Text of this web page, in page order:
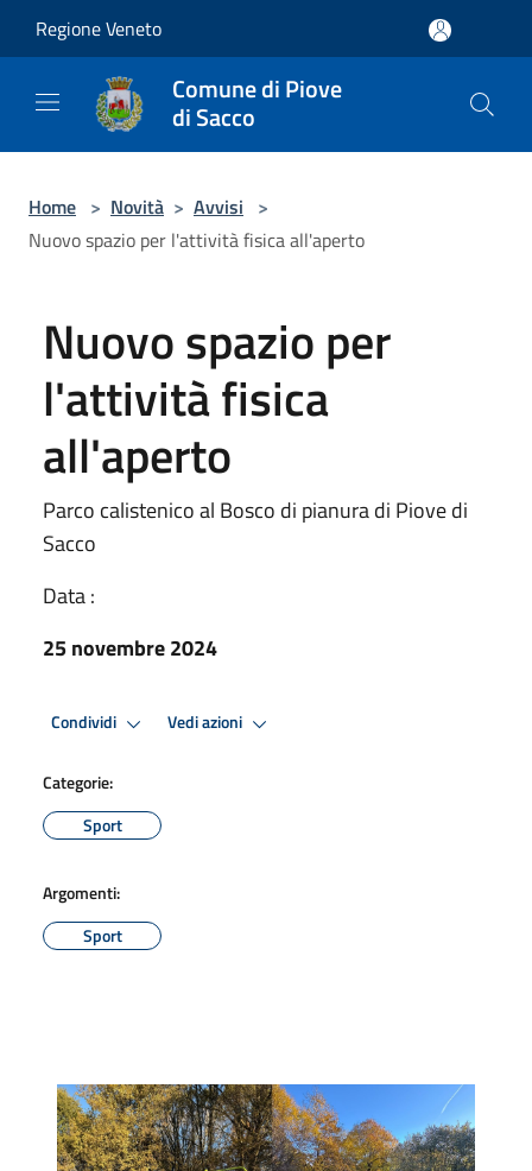
Regione Veneto
Comune di Piove
di Sacco
Home > Novità > Avvisi >
Nuovo spazio per l'attività fisica all'aperto
Nuovo spazio per
l'attività fisica
all'aperto
Parco calistenico al Bosco di pianura di Piove di
Sacco
Data :
25 novembre 2024
Condividi Vedi azioni
Categorie:
Sport
Argomenti:
Sport